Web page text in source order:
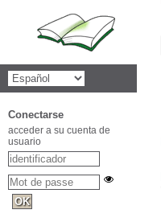
Conectarse
acceder a su cuenta de
usuario